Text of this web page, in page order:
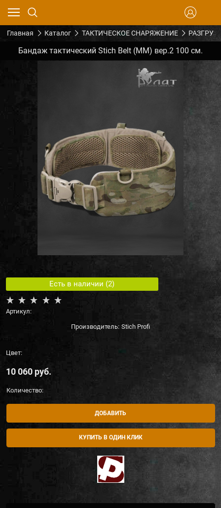
Главная Каталог ТАКТИЧЕСКОЕ СНАРЯЖЕНИЕ
Бандаж тактический Stich Belt (ММ) вер.2 100 см.
Есть в наличии (2)
Артикул:
Производитель: Stich Profi
Цвет:
10 060 руб.
Количество:
ДОБАВИТЬ
КУПИТЬ В ОДИН КЛИК